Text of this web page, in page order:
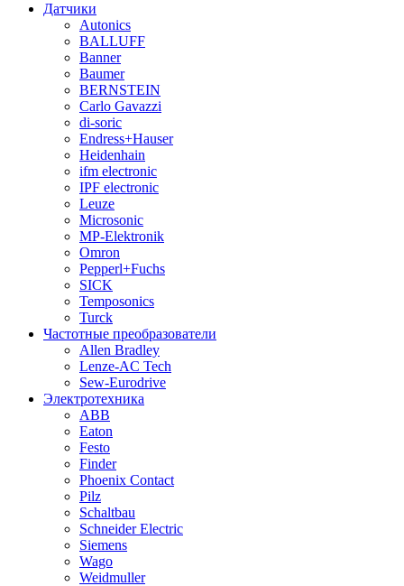
Датчики
Autonics
BALLUFF
Banner
Baumer
BERNSTEIN
Carlo Gavazzi
di-soric
Endress+Hauser
Heidenhain
ifm electronic
IPF electronic
Leuze
Microsonic
MP-Elektronik
Omron
Pepperl+Fuchs
SICK
Temposonics
Turck
Частотные преобразователи
Allen Bradley
Lenze-AC Tech
Sew-Eurodrive
Электротехника
ABB
Eaton
Festo
Finder
Phoenix Contact
Pilz
Schaltbau
Schneider Electric
Siemens
Wago
Weidmuller